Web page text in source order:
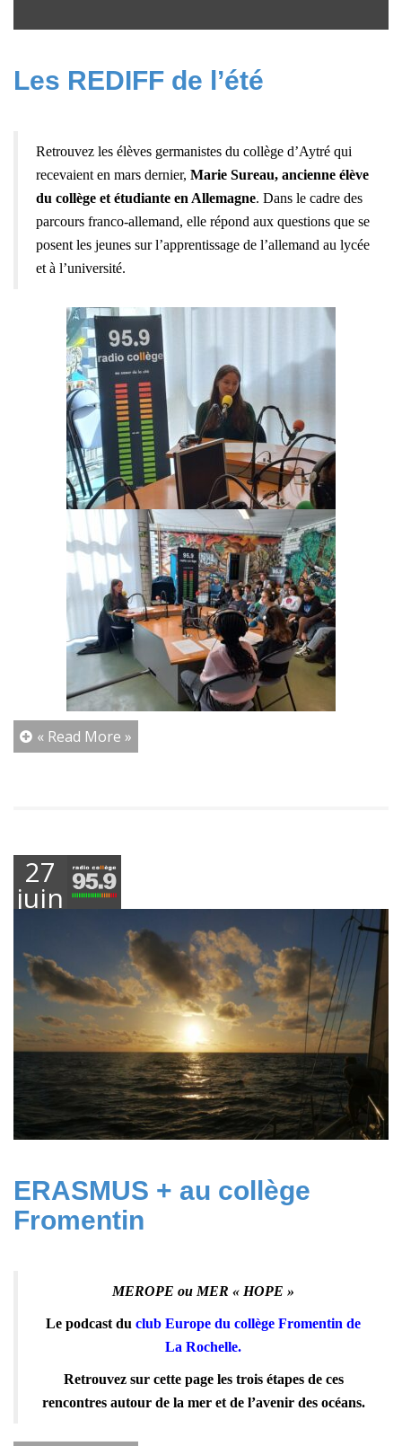
Les REDIFF de l’été
Retrouvez les élèves germanistes du collège d’Aytré qui
recevaient en mars dernier, Marie Sureau, ancienne élève
du collège et étudiante en Allemagne. Dans le cadre des
parcours franco-allemand, elle répond aux questions que se
posent les jeunes sur l’apprentissage de l’allemand au lycée
et à l’université.
« Read More »
27
juin
ERASMUS + au collège
Fromentin
MEROPE ou MER « HOPE »
Le podcast du club Europe du collège Fromentin de
La Rochelle.
Retrouvez sur cette page les trois étapes de ces
rencontres autour de la mer et de l’avenir des océans.